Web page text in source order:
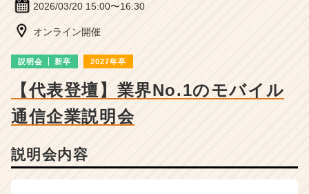
ベ
ャ
ー・
成
長
企
業
ス
2026/03/20 15:00〜16:30
オンライン開催
説明会 新卒 2027年卒
【代表登壇】業界No.1のモバイル
通信企業説明会
説明会内容